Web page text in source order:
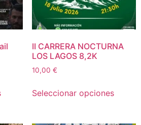
II CARRERA NOCTURNA
LOS LAGOS 8,2K
10,00 €
Seleccionar opciones